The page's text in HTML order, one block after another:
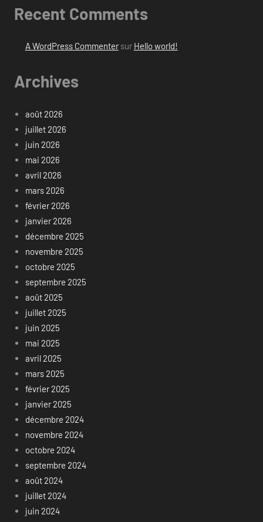
Recent Comments
A WordPress Commentersur Hello world!
Archives
août 2026
juillet 2026
juin 2026
mai 2026
avril 2026
mars 2026
février 2026
janvier 2026
décembre 2025
novembre 2025
octobre 2025
septembre 2025
août 2025
juillet 2025
juin 2025
mai 2025
avril 2025
mars 2025
février 2025
janvier 2025
décembre 2024
novembre 2024
octobre 2024
septembre 2024
août 2024
juillet 2024
juin 2024